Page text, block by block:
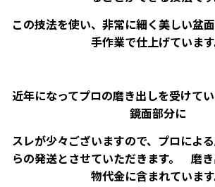
この技法を使い、非常に細く美しい盆
手作業で仕上げています
近年になってプロの磨き出しを受けて
鏡面部分に
スレが少々ございますので、 プロによ
らの発送とさせていただきます。 磨
物代金に含まれています